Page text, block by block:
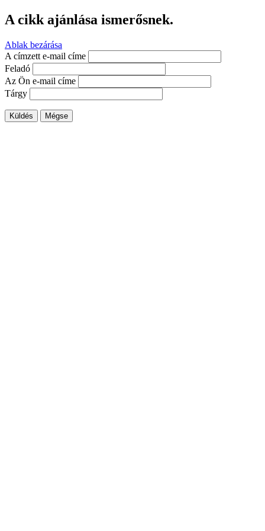
A cikk ajánlása ismerősnek.
Ablak bezárása
A címzett e-mail címe
Feladó
Az Ön e-mail címe
Tárgy
Küldés Mégse